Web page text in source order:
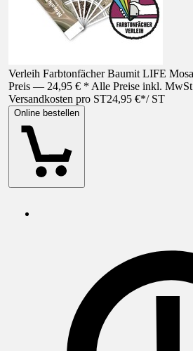
Verleih Farbtonfächer Baumit LIFE
Preis — 24,95 € * Alle Preise inkl.
Versandkosten pro ST24,95 €*/ ST
Online bestellen